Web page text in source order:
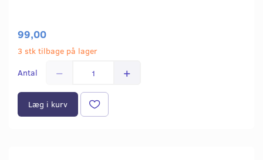
99,00
3 stk tilbage på lager
Antal
Læg i kurv